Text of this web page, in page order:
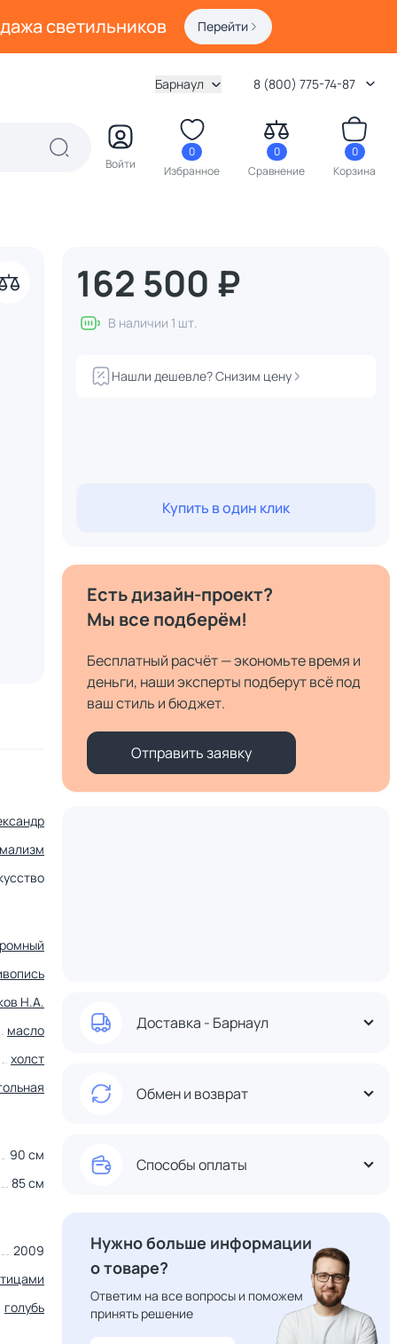
светильников Перейти
Барнаул 8 (800) 775-74-87
Войти
0
Избранное
0
Сравнение
0
Корзина
Н.А.
масло
холст
90 см
85 см
2009
голубь
162 500 ₽
В наличии 1 шт.
Нашли дешевле? Снизим цену
Купить в один клик
Есть дизайн-проект?
Мы все подберём!
Бесплатный расчёт — экономьте время и
деньги, наши эксперты подберут всё под
ваш стиль и бюджет.
Отправить заявку
Доставка - Барнаул
Обмен и возврат
Способы оплаты
Нужно больше информации
о товаре?
Ответим на все вопросы и поможем
принять решение